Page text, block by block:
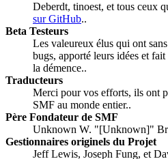
Deberdt, tinoest, et tous ceux
sur GitHub..
Beta Testeurs
Les valeureux élus qui ont
bugs, apporté leurs idées et
la démence..
Traducteurs
Merci pour vos efforts, ils ont
SMF au monde entier..
Père Fondateur de SMF
Unknown W. "[Unknown]"
Gestionnaires originels du Projet
Jeff Lewis, Joseph Fung, et